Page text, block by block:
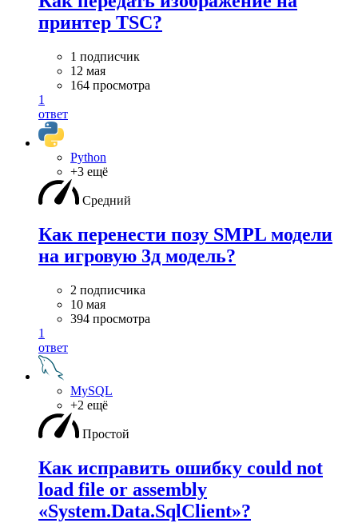
принтер TSC?
1 подписчик
12 мая
164 просмотра
1
ответ
Python
+3 ещё
Средний
Как перенести позу SMPL модели
на игровую 3д модель?
2 подписчика
10 мая
394 просмотра
1
ответ
MySQL
+2 ещё
Простой
Как исправить ошибку could not
load file or assembly
«System.Data.SqlClient»?